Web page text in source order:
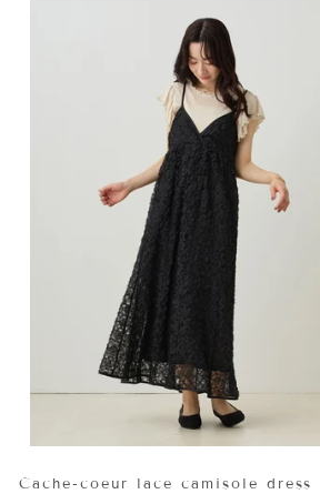
Cache-coeur lace camisole dress